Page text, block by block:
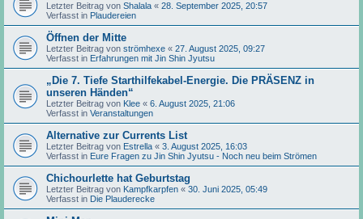
Letzter Beitrag von Shalala « 28. September 2025, 20:57
Verfasst in Plaudereien
Öffnen der Mitte
Letzter Beitrag von strömhexe « 27. August 2025, 09:27
Verfasst in Erfahrungen mit Jin Shin Jyutsu
„Die 7. Tiefe Starthilfekabel-Energie. Die PRÄSENZ in
unseren Händen“
Letzter Beitrag von Klee « 6. August 2025, 21:06
Verfasst in Veranstaltungen
Alternative zur Currents List
Letzter Beitrag von Estrella « 3. August 2025, 16:03
Verfasst in Eure Fragen zu Jin Shin Jyutsu - Noch neu beim Strömen
Chichourlette hat Geburtstag
Letzter Beitrag von Kampfkarpfen « 30. Juni 2025, 05:49
Verfasst in Die Plauderecke